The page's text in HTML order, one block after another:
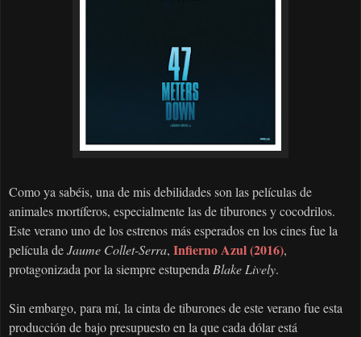
Como ya sabéis, una de mis debilidades son las películas de
animales mortíferos, especialmente las de tiburones y cocodrilos.
Este verano uno de los estrenos más esperados en los cines fue la
película deJaume Collet-Serra, Infierno Azul(2016),
protagonizada por la siempre estupendaBlake Lively.
Sin embargo, para mí, la cinta de tiburones de este verano fue esta
producción de bajo presupuesto en la que cada dólar está